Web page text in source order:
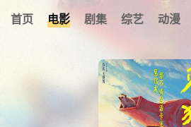
首页 电影 剧集 综艺 动漫